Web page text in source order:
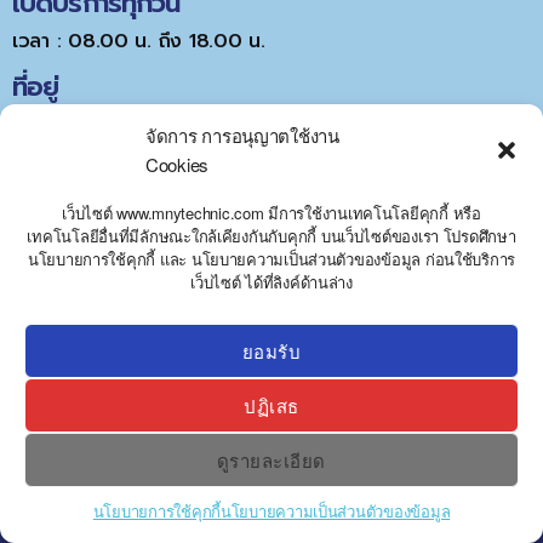
จัดการ การอนุญาตใช้งาน
Cookies
เว็บไซต์ www.mnytechnic.com มีการใช้งานเทคโนโลยีคุกกี้ หรือ
เทคโนโลยีอื่นที่มีลักษณะใกล้เคียงกันกับคุกกี้ บนเว็บไซต์ของเรา โปรดศึกษา
นโยบายการใช้คุกกี้ และ นโยบายความเป็นส่วนตัวของข้อมูล ก่อนใช้บริการ
เว็บไซต์ ได้ที่ลิงค์ด้านล่าง
ยอมรับ
ปฏิเสธ
ดูรายละเอียด
นโยบายการใช้คุกกี้นโยบายความเป็นส่วนตัวของข้อมูล
เวลา : 08.00 น. ถึง 18.00 น.
ที่อยู่
Click to accept marketing cookies and
©2023. www.mnytechnic.com/th All Rights Reserved.
H
E
H
Y